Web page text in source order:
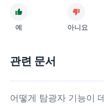
예 아니요
관련 문서
어떻게 탐광자 기능이